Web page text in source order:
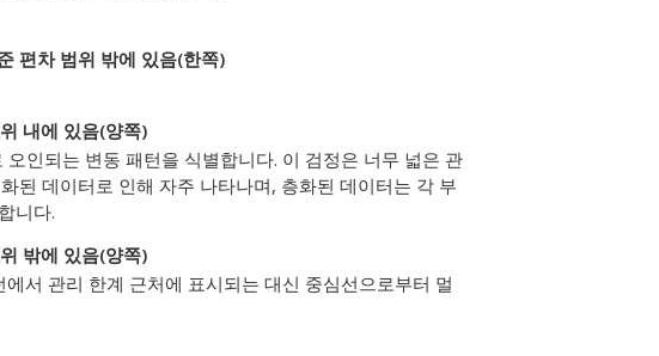
편차 범위 밖에 있음(한쪽)
내에 있음(양쪽)
인되는 변동 패턴을 식별합니다. 이 검정은 너무 넓은 관
된 데이터로 인해 자주 나타나며, 층화된 데이터는 각 부
니다.
밖에 있음(양쪽)
서 관리 한계 근처에 표시되는 대신 중심선으로부터 멀